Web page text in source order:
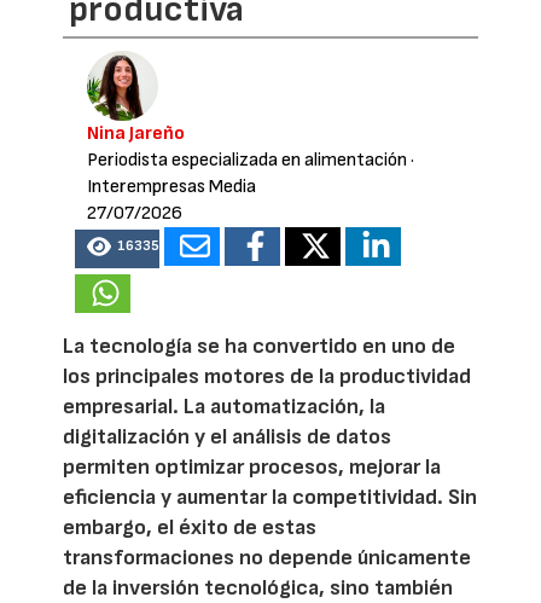
productiva
Nina Jareño
Periodista especializada en alimentación ·
Interempresas Media
27/07/2026
16335
La tecnología se ha convertido en uno de
los principales motores de la productividad
empresarial. La automatización, la
digitalización y el análisis de datos
permiten optimizar procesos, mejorar la
eficiencia y aumentar la competitividad. Sin
embargo, el éxito de estas
transformaciones no depende únicamente
de la inversión tecnológica, sino también